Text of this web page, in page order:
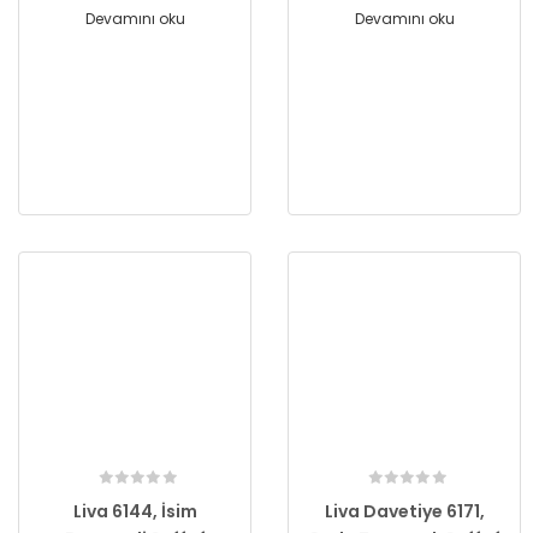
Devamını oku Devamını oku
Liva 6144, İsim
Liva Davetiye 6171,